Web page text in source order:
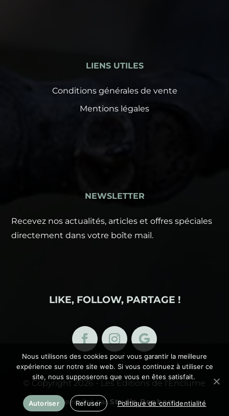
LIENS UTILES
Conditions générales de vente
Mentions légales
NEWSLETTER
Recevez nos actualités, articles et offres spéciales
directement dans votre boîte mail.
LIKE, FOLLOW, PARTAGE !
© Copyright 2026 - Les Éditions de l'Enclume
Site réalisé par Studio Benben
Nous utilisons des cookies pour vous garantir la meilleure
expérience sur notre site web. Si vous continuez à utiliser ce
site, nous supposerons que vous en êtes satisfait.
Autoriser Refuser Politique de confidentialité